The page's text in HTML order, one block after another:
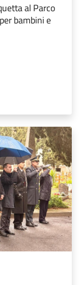
al Parco
bambini e